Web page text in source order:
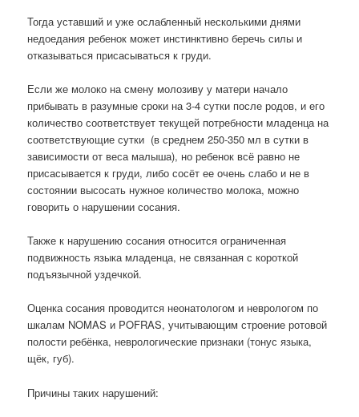
Тогда уставший и уже ослабленный несколькими днями
недоедания ребенок может инстинктивно беречь силы и
отказываться присасываться к груди.
Если же молоко на смену молозиву у матери начало
прибывать в разумные сроки на 3-4 сутки после родов, и его
количество соответствует текущей потребности младенца на
соответствующие сутки (в среднем 250-350 мл в сутки в
зависимости от веса малыша), но ребенок всё равно не
присасывается к груди, либо сосёт ее очень слабо и не в
состоянии высосать нужное количество молока, можно
говорить о нарушении сосания.
Также к нарушению сосания относится ограниченная
подвижность языка младенца, не связанная с короткой
подъязычной уздечкой.
Оценка сосания проводится неонатологом и неврологом по
шкалам NOMAS и POFRAS, учитывающим строение ротовой
полости ребёнка, неврологические признаки (тонус языка,
щёк, губ).
Причины таких нарушений: